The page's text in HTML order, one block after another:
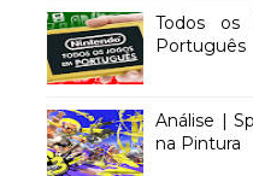
Todos
Português
Análise |
na Pintura